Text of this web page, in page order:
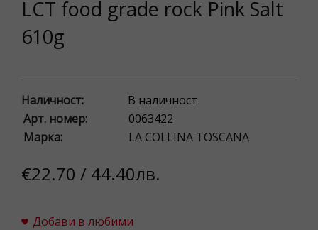
LCT food grade rock Pink Salt
610g
Наличност:
В наличност
Арт. номер:
0063422
Марка:
LA COLLINA TOSCANA
€22.70 / 44.40лв.
Добави в любими